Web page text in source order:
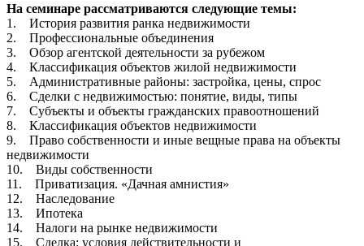
На семинаре рассматриваются следующие темы:
1. История развития ранка недвижимости
2. Профессиональные объединения
3. Обзор агентской деятельности за рубежом
4. Классификация объектов жилой недвижимости
5. Административные районы: застройка, цены, спрос
6. Сделки с недвижимостью: понятие, виды, типы
7. Субъекты и объекты гражданских правоотношений
8. Классификация объектов недвижимости
9. Право собственности и иные вещные права на объекты
недвижимости
10. Виды собственности
11. Приватизация. «Дачная амнистия»
12. Наследование
13. Ипотека
14. Налоги на рынке недвижимости
15. Сделка: условия действительности и